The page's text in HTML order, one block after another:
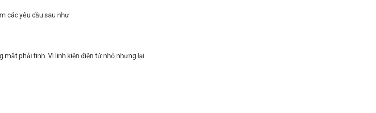
các yêu cầu sau như:
mắt phải tinh. Vì linh kiện điện tử nhỏ nhưng lại